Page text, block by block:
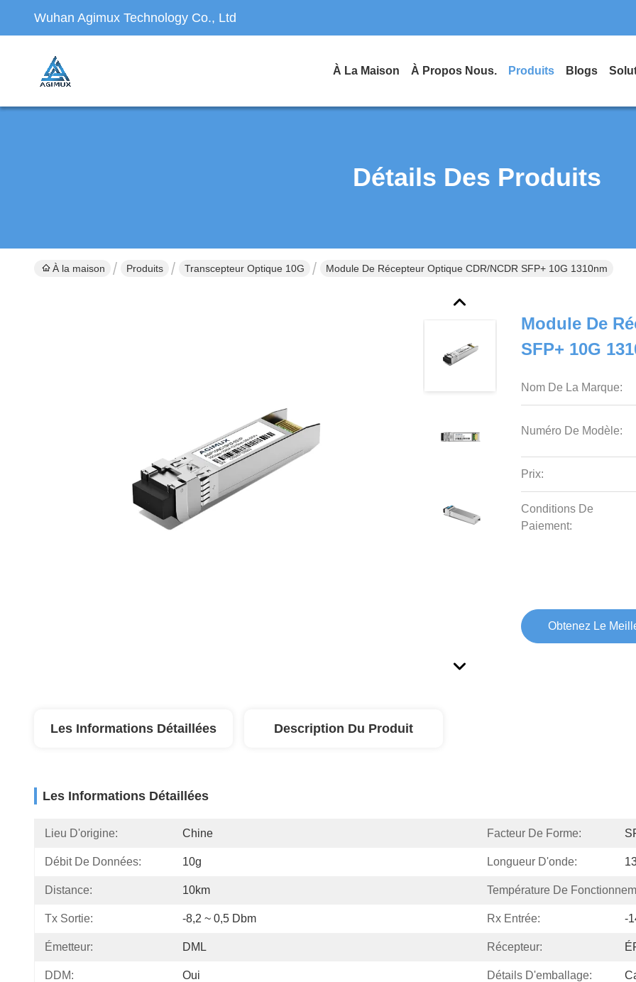
Wuhan Agimux Technology Co., Ltd
À La Maison À Propos Nous. Produits Blogs
Détails Des Produits
À la maison Produits Transcepteur Optique 10G Module De Récepteur Optique CDR/NCDR SFP+ 10G 1310nm
Module De
SFP+ 10G
Nom De La Marque:
Numéro De Modèle:
Prix:
Conditions De
Paiement:
Obtenez Le
Les Informations Détaillées Description Du Produit
Les Informations Détaillées
Lieu D'origine: Chine Facteur De Forme:
Débit De Données: 10g Longueur D'onde:
Distance: 10km Température De
Tx Sortie: -8,2 ~ 0,5 Dbm Rx Entrée: -
Émetteur: DML Récepteur:
DDM: Oui Détails D'emballage: